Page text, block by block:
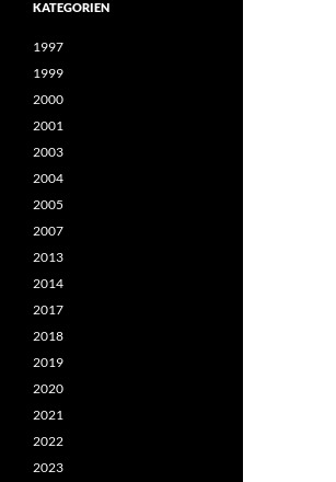
KATEGORIEN
1997
1999
2000
2001
2003
2004
2005
2007
2013
2014
2017
2018
2019
2020
2021
2022
2023